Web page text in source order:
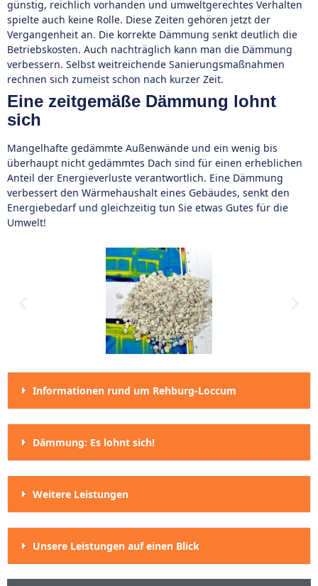
günstig, reichlich vorhanden und umweltgerechtes Verhalten
spielte auch keine Rolle. Diese Zeiten gehören jetzt der
Vergangenheit an. Die korrekte Dämmung senkt deutlich die
Betriebskosten. Auch nachträglich kann man die Dämmung
verbessern. Selbst weitreichende Sanierungsmaßnahmen
rechnen sich zumeist schon nach kurzer Zeit.
Eine zeitgemäße Dämmung lohnt
sich
Mangelhafte gedämmte Außenwände und ein wenig bis
überhaupt nicht gedämmtes Dach sind für einen erheblichen
Anteil der Energieverluste verantwortlich. Eine Dämmung
verbessert den Wärmehaushalt eines Gebäudes, senkt den
Energiebedarf und gleichzeitig tun Sie etwas Gutes für die
Umwelt!
Informationen rund um Rehburg-Loccum
Dämmung: Es lohnt sich!
Weitere Leistungen
Unsere Leistungen auf einen Blick